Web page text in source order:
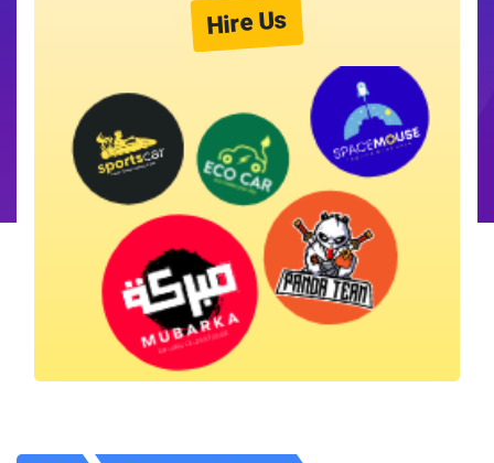
Hire Us